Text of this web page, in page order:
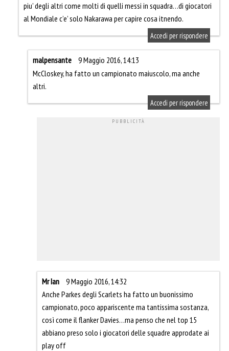
piu’ degli altri come molti di quelli messi in squadra…di giocatori
al Mondiale c’e’ solo Nakarawa per capire cosa itnendo.
Accedi per rispondere
malpensante
9 Maggio 2016, 14:13
McCloskey, ha fatto un campionato maiuscolo, ma anche
altri.
Accedi per rispondere
Mr Ian
9 Maggio 2016, 14:32
Anche Parkes degli Scarlets ha fatto un buonissimo
campionato, poco appariscente ma tantissima sostanza,
così come il flanker Davies…ma penso che nel top 15
abbiano preso solo i giocatori delle squadre approdate ai
play off